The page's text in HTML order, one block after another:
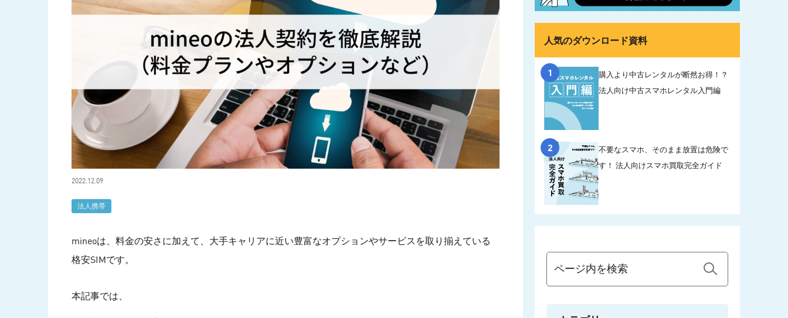
2022.12.09
法人携帯
mineoは、料金の安さに加えて、大手キャリアに近い豊富なオプションやサービスを取り揃えている
格安SIMです。
本記事では、
人気のダウンロード資料
1
購入より中古レンタルが断然お得！？
法人向け中古スマホレンタル入門編
2
不要なスマホ、そのまま放置は危険で
す！ 法人向けスマホ買取完全ガイド